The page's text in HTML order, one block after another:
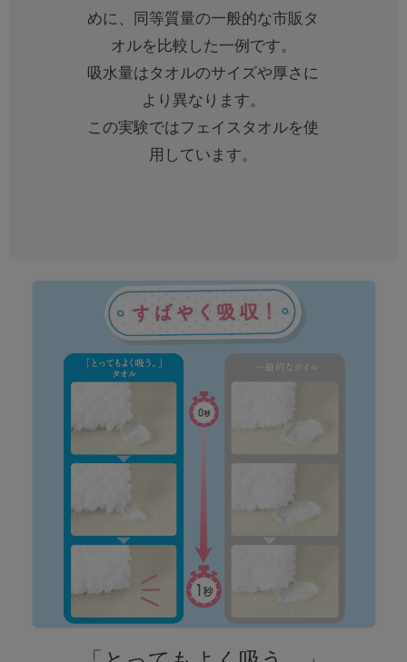
めに、同等質量の一般的な市販タ
オルを比較した一例です。
吸水量はタオルのサイズや厚さに
より異なります。
この実験ではフェイスタオルを使
用しています。